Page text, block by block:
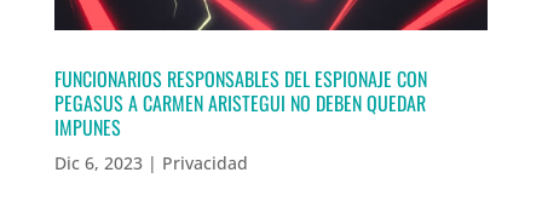
FUNCIONARIOS RESPONSABLES DEL ESPIONAJE CON
PEGASUS A CARMEN ARISTEGUI NO DEBEN QUEDAR
IMPUNES
Dic 6, 2023| Privacidad